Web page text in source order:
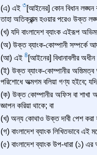
(এ) এই3[আইনের] কোন বিধান লঙ্ঘন
তাহা অতিক্রান্ত্ম হওয়ার পরেও উক্ত
(খ) যদি বাংলাদেশ ব্যাংক এইরূপ
(অ) উক্ত ব্যাংক-কোম্পানী সম্পর্কে
(আ) এই4[আইনের] বিধানাবলীর
(ই) উক্ত ব্যাংক-কোম্পানীর অস্ত্মিত্ব
পরিশোধে অত্মগম বলিয়া গণ্য হইবে;
(ক) উক্ত কোম্পানীর অফিস বা শাখা
জ্ঞাপন করিয়া থাকে; বা
(খ) অন্য কোথাও উক্ত দাবী পেশ করা
(গ) বাংলাদেশ ব্যাংক লিখিতভাবে এই
(৫) বাংলাদেশ ব্যাংক উপ-ধারা (১) এর